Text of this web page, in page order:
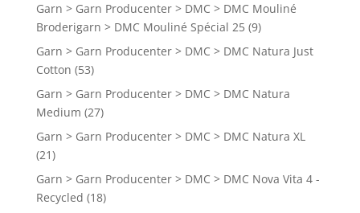
Garn > Garn Producenter > DMC > DMC Mouliné
Broderigarn > DMC Mouliné Spécial 25 (9)
Garn > Garn Producenter > DMC > DMC Natura Just
Cotton (53)
Garn > Garn Producenter > DMC > DMC Natura
Medium (27)
Garn > Garn Producenter > DMC > DMC Natura XL
(21)
Garn > Garn Producenter > DMC > DMC Nova Vita 4 -
Recycled (18)